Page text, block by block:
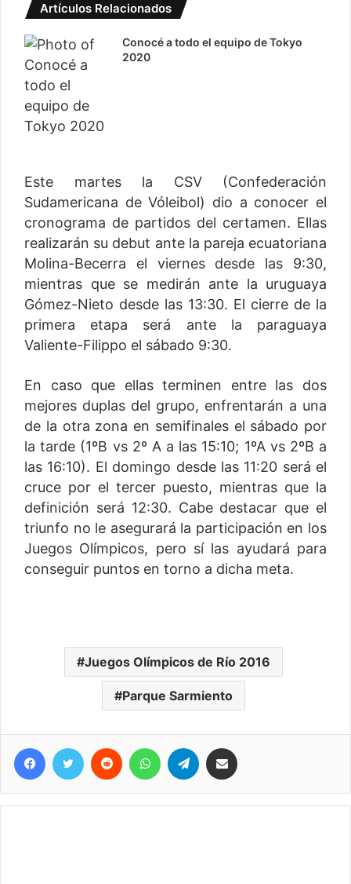
Artículos Relacionados
Conocé a todo el equipo de Tokyo
2020
Este martes la CSV (Confederación
Sudamericana de Vóleibol) dio a conocer el
cronograma de partidos del certamen. Ellas
realizarán su debut ante la pareja ecuatoriana
Molina-Becerra el viernes desde las 9:30,
mientras que se medirán ante la uruguaya
Gómez-Nieto desde las 13:30. El cierre de la
primera etapa será ante la paraguaya
Valiente-Filippo el sábado 9:30.
En caso que ellas terminen entre las dos
mejores duplas del grupo, enfrentarán a una
de la otra zona en semifinales el sábado por
la tarde (1ºB vs 2º A a las 15:10; 1ºA vs 2ºB a
las 16:10). El domingo desde las 11:20 será el
cruce por el tercer puesto, mientras que la
definición será 12:30. Cabe destacar que el
triunfo no le asegurará la participación en los
Juegos Olímpicos, pero sí las ayudará para
conseguir puntos en torno a dicha meta.
Juegos Olímpicos de Río 2016
Parque Sarmiento
Telegram